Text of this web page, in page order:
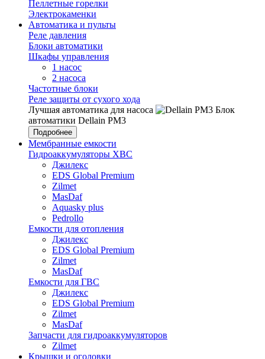
Пеллетные горелки
Электрокаменки
Автоматика и пульты
Реле давления
Блоки автоматики
Шкафы управления
1 насос
2 насоса
Частотные блоки
Реле защиты от сухого хода
Лучшая автоматика для насоса
Блок
автоматики Dellain PM3
Подробнее
Мембранные емкости
Гидроаккумуляторы ХВС
Джилекс
EDS Global Premium
Zilmet
MasDaf
Aquasky plus
Pedrollo
Емкости для отопления
Джилекс
EDS Global Premium
Zilmet
MasDaf
Емкости для ГВС
Джилекс
EDS Global Premium
Zilmet
MasDaf
Запчасти для гидроаккумуляторов
Zilmet
Крышки и оголовки